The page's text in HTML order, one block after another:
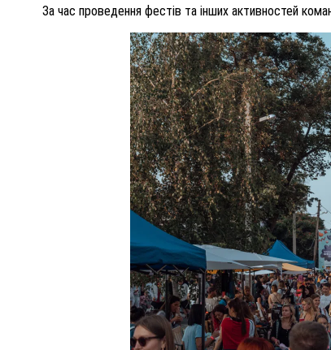
За час проведення фестів та інших активностей